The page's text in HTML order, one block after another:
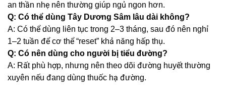
an thần nhẹ nên thường giúp ngủ ngon hơn.
Q: Có thể dùng Tây Dương Sâm lâu dài không?
A: Có thể dùng liên tục trong 2–3 tháng, sau đó nên nghỉ
1–2 tuần để cơ thể “reset” khả năng hấp thụ.
Q: Có nên dùng cho người bị tiểu đường?
A: Rất phù hợp, nhưng nên theo dõi đường huyết thường
xuyên nếu đang dùng thuốc hạ đường.